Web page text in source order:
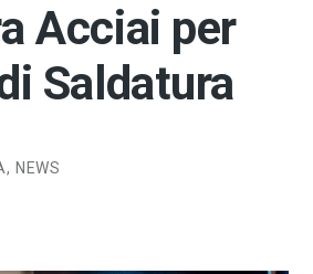
Acciai per
Saldatura
NEWS